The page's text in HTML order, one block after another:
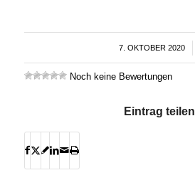
7. OKTOBER 2020
/
Noch keine Bewertungen
Eintrag teilen